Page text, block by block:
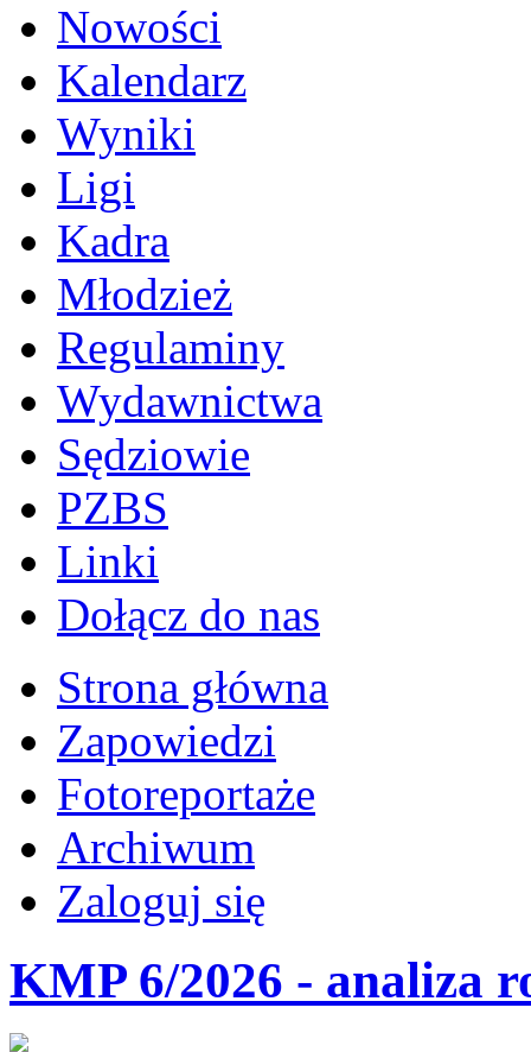
Nowości
Kalendarz
Wyniki
Ligi
Kadra
Młodzież
Regulaminy
Wydawnictwa
Sędziowie
PZBS
Linki
Dołącz do nas
Strona główna
Zapowiedzi
Fotoreportaże
Archiwum
Zaloguj się
KMP 6/2026 - analiza